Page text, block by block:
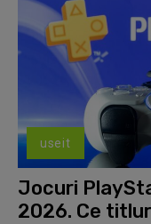
useit
Jocuri
2026. Ce